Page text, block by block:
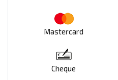
Mastercard
Cheque